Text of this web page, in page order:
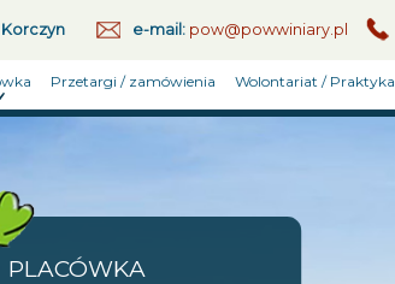
Korczyn e-mail: pow@powwiniary.pl
Przetargi / zamówienia Wolontariat / Praktyka
PLACÓWKA